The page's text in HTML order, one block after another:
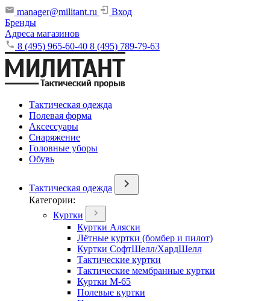
manager@militant.ru
Вход
Бренды
Адреса магазинов
8 (495) 965-60-40 8 (495) 789-79-63
Тактическая одежда
Полевая форма
Аксессуары
Снаряжение
Головные уборы
Обувь
Тактическая одежда
Категории:
Куртки
Куртки Аляски
Лётные куртки (бомбер и пилот)
Куртки СофтШелл/ХардШелл
Тактические куртки
Тактические мембранные куртки
Куртки М-65
Полевые куртки